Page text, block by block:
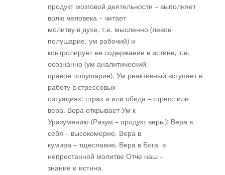
продукт мозговой деятельности – выполняет
волю человека – читает
молитву в духе, т.е. мысленно (левое
полушарие, ум рабочий) и
контролирует ее содержание в истине, т.е.
осознанно (ум аналитический,
правое полушарие). Ум реактивный вступает в
работу в стрессовых
ситуациях: страх и или обида – стресс или
вера. Вера открывает Ум к
Уразумению (Разум – продукт веры): Вера в
себя – высокомерие, Вера в
кумира – тщеславие, Вера в Бога в
непрестанной молитве Отче наш –
знание и истина.